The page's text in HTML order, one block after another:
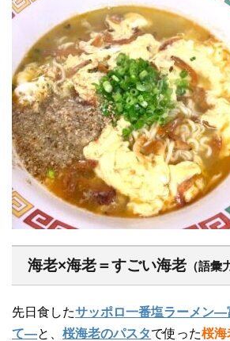
海老×海老＝すごい海老 （語彙
先日食したサッポロ一番塩ラーメン―
て―と、 桜海老のパスタで使った桜海